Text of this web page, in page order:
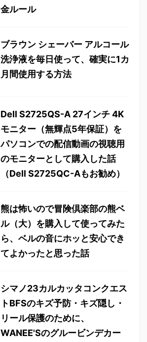
金ルール
ブラウン シェーバー アルコール
洗浄液を毎日使って、確実に1カ
月間使用する方法
Dell S2725QS-A 27インチ 4K
モニター（無輝点5年保証）を
パソコンでの配信動画の視聴用
のモニターとして購入した話
（Dell S2725QC-Aもお勧め）
熊は怖いので冒険倶楽部の熊ベ
ル（大）を購入して使ってみた
ら、ベルの音にホッと安心でき
てよかったと思った話
シマノ23カルカッタコンクエス
トBFSのキズ予防・キズ隠し・
リール保護のために、
WANEE'Sのグルービンデカー